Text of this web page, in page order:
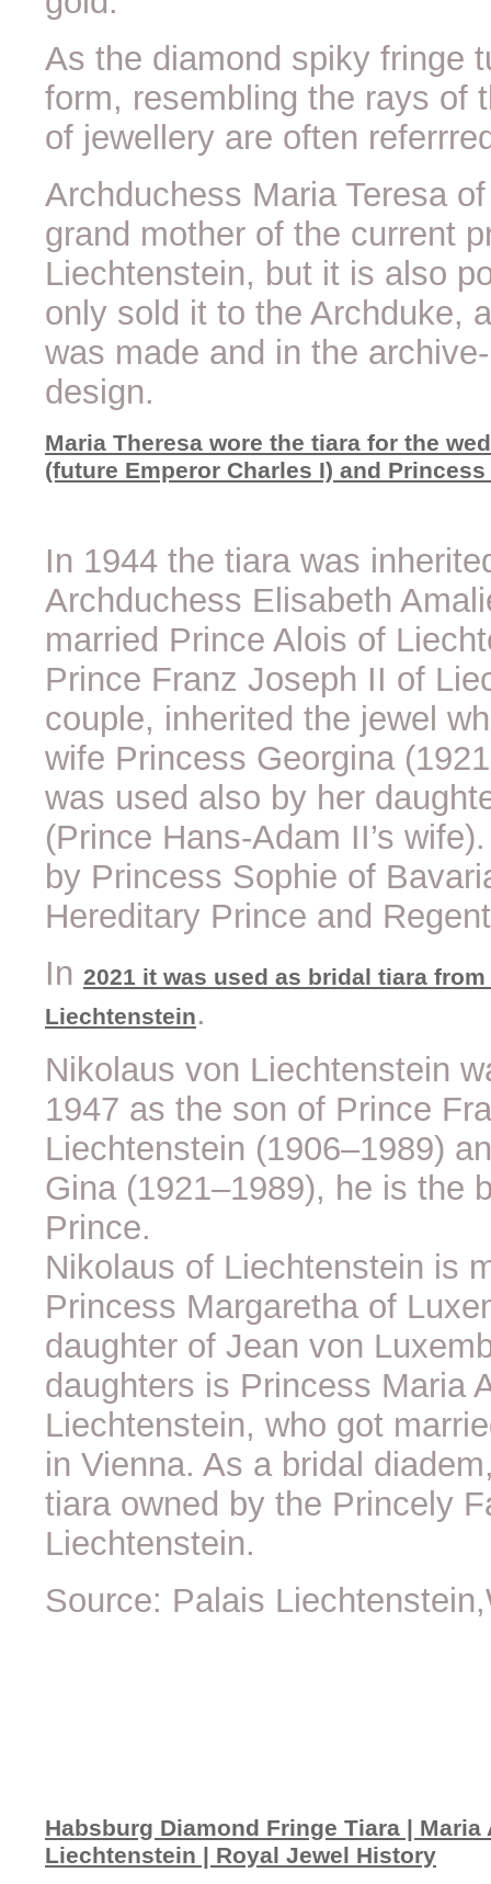
As the diamond spiky fringe
form, resembling the rays of
of jewellery are often
Archduchess Maria Teresa
grand mother of the current
Liechtenstein, but it is also
only sold it to the Archduke,
was made and in the
design.
Maria Theresa wore the tiara for the
(future Emperor Charles I) and
In 1944 the tiara was
Archduchess Elisabeth
married Prince Alois of
Prince Franz Joseph II of
couple, inherited the jewel
wife Princess Georgina
was used also by her
(Prince Hans-Adam II’s
by Princess Sophie of
Hereditary Prince and
In 2021 it was used as bridal tiara
Liechtenstein.
Nikolaus von Liechtenstein
1947 as the son of Prince
Liechtenstein (1906–1989)
Gina (1921–1989), he is the
Prince.
Nikolaus of Liechtenstein is
Princess Margaretha of
daughter of Jean von
daughters is Princess Maria
Liechtenstein, who got
in Vienna. As a bridal
tiara owned by the Princely
Liechtenstein.
Source: Palais
Habsburg Diamond Fringe Tiara |
Liechtenstein | Royal Jewel History